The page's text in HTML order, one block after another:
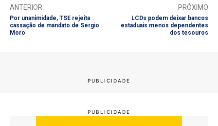
ANTERIOR
Por unanimidade, TSE rejeita
cassação de mandato de Sergio
Moro
PRÓXIMO
LCDs podem deixar bancos
estaduais menos dependentes
dos tesouros